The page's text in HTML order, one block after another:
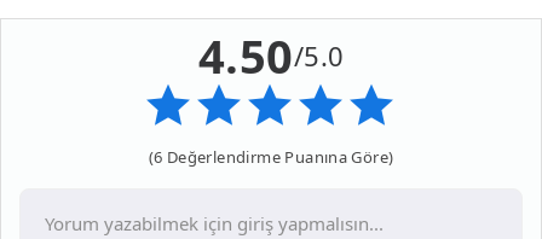
4.50/5.0
(6 Değerlendirme Puanına Göre)